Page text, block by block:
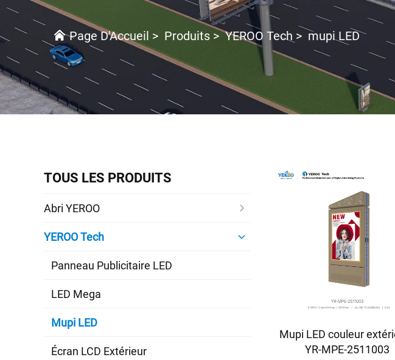
Page D'Accueil > Produits >YEROO Tech > mupi LED
TOUS LES PRODUITS
Abri YEROO
YEROO Tech
Panneau Publicitaire LED
LED Mega
Mupi LED
Écran LCD Extérieur
Mupi LED couleur
YR-MPE-2511003